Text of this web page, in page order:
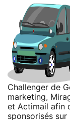
Challenger de
marketing,
et Actimail afin
sponsorisés sur